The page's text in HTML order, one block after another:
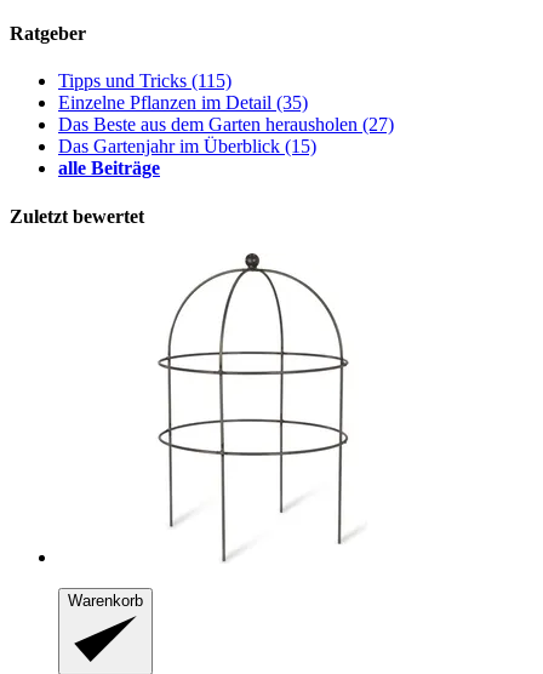
Ratgeber
Tipps und Tricks (115)
Einzelne Pflanzen im Detail (35)
Das Beste aus dem Garten herausholen (27)
Das Gartenjahr im Überblick (15)
alle Beiträge
Zuletzt bewertet
Warenkorb